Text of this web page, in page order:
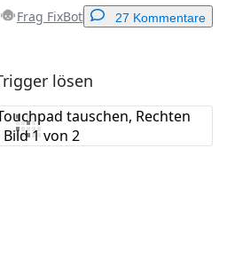
Frag FixBot 27 Kommentare
hinzufügen
lösen